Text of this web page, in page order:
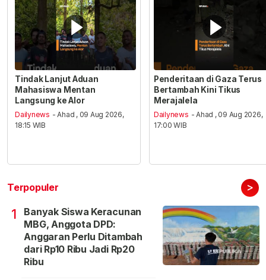
Tindak Lanjut Aduan
Mahasiswa Mentan
Langsung ke Alor
Dailynews - Ahad , 09 Aug 2026,
18:15 WIB
Penderitaan di Gaza Terus
Bertambah Kini Tikus
Merajalela
Dailynews - Ahad , 09 Aug 2026,
17:00 WIB
Terpopuler >
1
Banyak Siswa Keracunan
MBG, Anggota DPD:
Anggaran Perlu Ditambah
dari Rp10 Ribu Jadi Rp20
Ribu